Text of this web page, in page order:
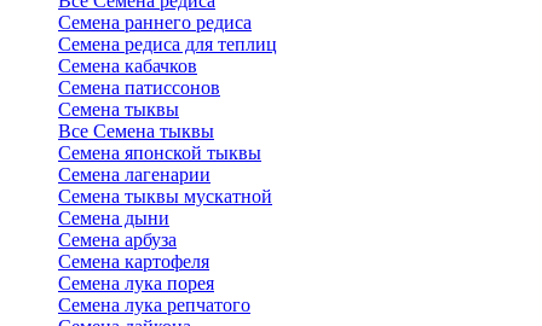
Семена раннего редиса
Семена редиса для теплиц
Семена кабачков
Семена патиссонов
Семена тыквы
Все Семена тыквы
Семена японской тыквы
Семена лагенарии
Семена тыквы мускатной
Семена дыни
Семена арбуза
Семена картофеля
Семена лука порея
Семена лука репчатого